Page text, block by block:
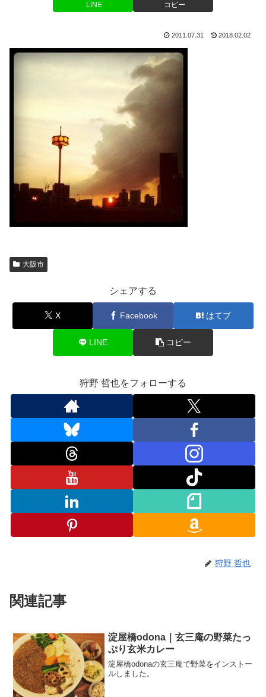
LINE コピー
2011.07.31 2018.02.02
大阪市
シェアする
X Facebook はてブ
LINE コピー
狩野 哲也をフォローする
狩野 哲也
関連記事
淀屋橋odona｜玄三庵の野菜たっ
ぷり玄米カレー
淀屋橋odonaの玄三庵で野菜をインストー
ルしました。